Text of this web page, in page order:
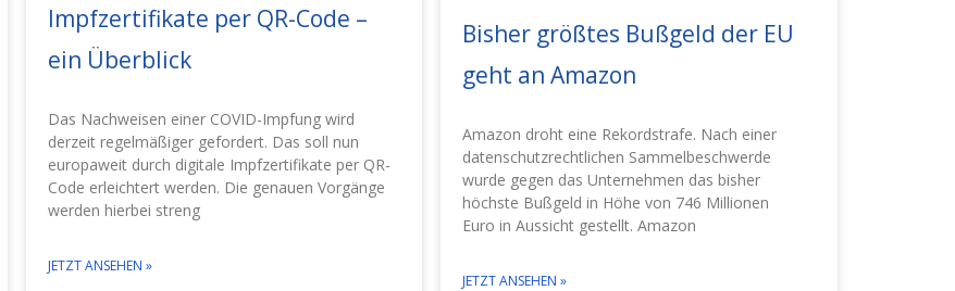
Impfzertifikate per QR-Code –
ein Überblick
Das Nachweisen einer COVID-Impfung wird
derzeit regelmäßiger gefordert. Das soll nun
europaweit durch digitale Impfzertifikate per QR-
Code erleichtert werden. Die genauen Vorgänge
werden hierbei streng
JETZT ANSEHEN »
Bisher größtes Bußgeld der EU
geht an Amazon
Amazon droht eine Rekordstrafe. Nach einer
datenschutzrechtlichen Sammelbeschwerde
wurde gegen das Unternehmen das bisher
höchste Bußgeld in Höhe von 746 Millionen
Euro in Aussicht gestellt. Amazon
JETZT ANSEHEN »